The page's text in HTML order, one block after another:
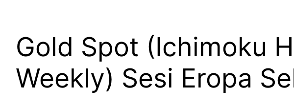
Gold Spot (Ichimoku
Weekly) Sesi Eropa